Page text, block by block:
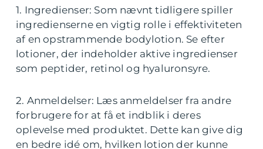
1. Ingredienser: Som nævnt tidligere spiller
ingredienserne en vigtig rolle i effektiviteten
af en opstrammende bodylotion. Se efter
lotioner, der indeholder aktive ingredienser
som peptider, retinol og hyaluronsyre.
2. Anmeldelser: Læs anmeldelser fra andre
forbrugere for at få et indblik i deres
oplevelse med produktet. Dette kan give dig
en bedre idé om, hvilken lotion der kunne